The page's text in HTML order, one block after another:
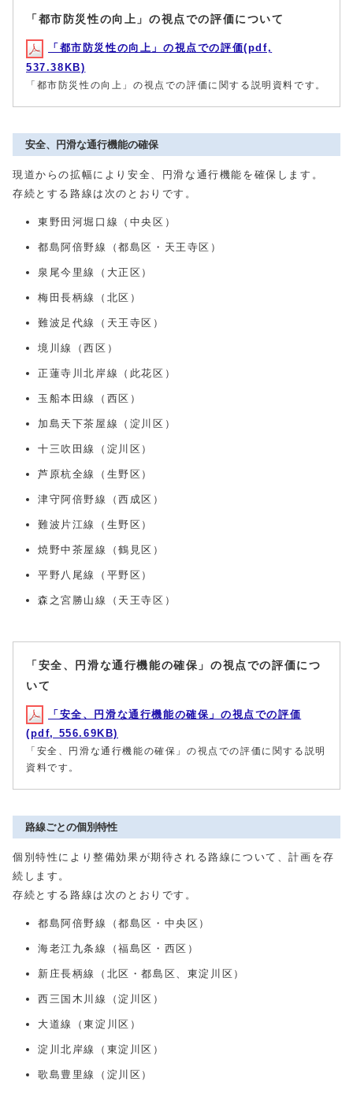
「都市防災性の向上」の視点での評価について
「都市防災性の向上」の視点での評価(pdf,
537.38KB)
「都市防災性の向上」の視点での評価に関する説明資料です。
安全、円滑な通行機能の確保
現道からの拡幅により安全、円滑な通行機能を確保します。
存続とする路線は次のとおりです。
東野田河堀口線（中央区）
都島阿倍野線（都島区・天王寺区）
泉尾今里線（大正区）
梅田長柄線（北区）
難波足代線（天王寺区）
境川線（西区）
正蓮寺川北岸線（此花区）
玉船本田線（西区）
加島天下茶屋線（淀川区）
十三吹田線（淀川区）
芦原杭全線（生野区）
津守阿倍野線（西成区）
難波片江線（生野区）
焼野中茶屋線（鶴見区）
平野八尾線（平野区）
森之宮勝山線（天王寺区）
「安全、円滑な通行機能の確保」の視点での評価につ
いて
「安全、円滑な通行機能の確保」の視点での評価
(pdf, 556.69KB)
「安全、円滑な通行機能の確保」の視点での評価に関する説明
資料です。
路線ごとの個別特性
個別特性により整備効果が期待される路線について、計画を存
続します。
存続とする路線は次のとおりです。
都島阿倍野線（都島区・中央区）
海老江九条線（福島区・西区）
新庄長柄線（北区・都島区、東淀川区）
西三国木川線（淀川区）
大道線（東淀川区）
淀川北岸線（東淀川区）
歌島豊里線（淀川区）